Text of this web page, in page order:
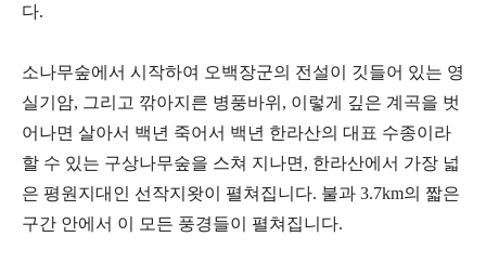
다.
소나무숲에서 시작하여 오백장군의 전설이 깃들어 있는 영
실기암, 그리고 깎아지른 병풍바위, 이렇게 깊은 계곡을 벗
어나면 살아서 백년 죽어서 백년 한라산의 대표 수종이라
할 수 있는 구상나무숲을 스쳐 지나면, 한라산에서 가장 넓
은 평원지대인 선작지왓이 펼쳐집니다. 불과 3.7km의 짧은
구간 안에서 이 모든 풍경들이 펼쳐집니다.